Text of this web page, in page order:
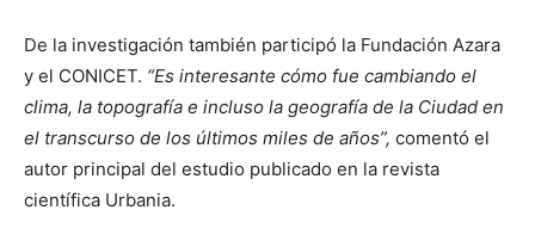
De la investigación también participó la Fundación Azara
y el CONICET. “Es interesante cómo fue cambiando el
clima, la topografía e incluso la geografía de la Ciudad en
el transcurso de los últimos miles de años”, comentó el
autor principal del estudio publicado en la revista
científica Urbania.